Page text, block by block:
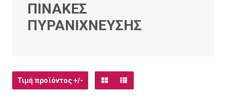
ΠΙΝΑΚΕΣ
ΠΥΡΑΝΙΧΝΕΥΣΗΣ
Τιμή προϊόντος +/-